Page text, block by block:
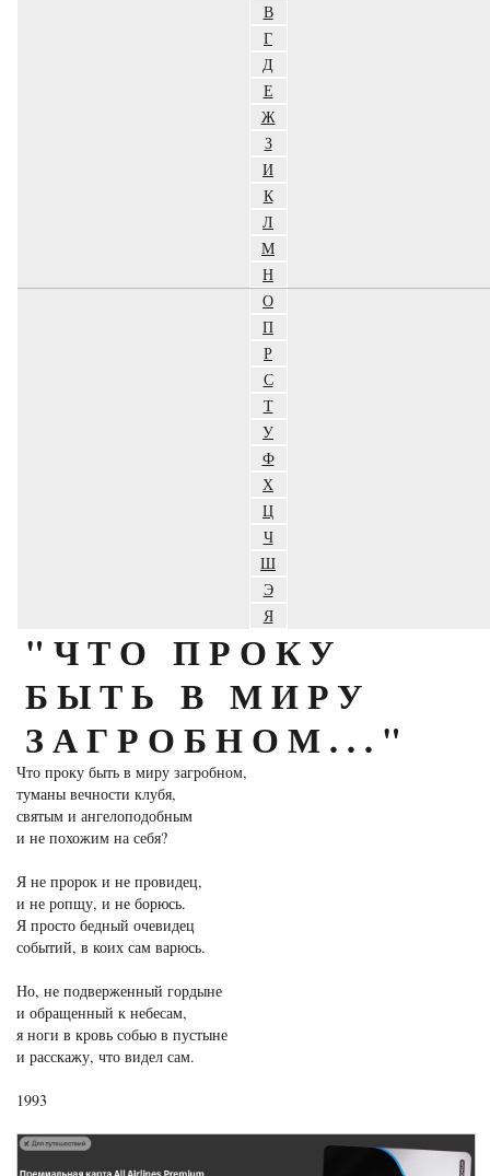
В
Г
Д
Е
Ж
З
И
К
Л
М
Н
О
П
Р
С
Т
У
Ф
Х
Ц
Ч
Ш
Э
Я
"ЧТО ПРОКУ
БЫТЬ В МИРУ
ЗАГРОБНОМ..."
Что проку быть в миру загробном,
туманы вечности клубя,
святым и ангелоподобным
и не похожим на себя?
Я не пророк и не провидец,
и не ропщу, и не борюсь.
Я просто бедный очевидец
событий, в коих сам варюсь.
Но, не подверженный гордыне
и обращенный к небесам,
я ноги в кровь собью в пустыне
и расскажу, что видел сам.
1993